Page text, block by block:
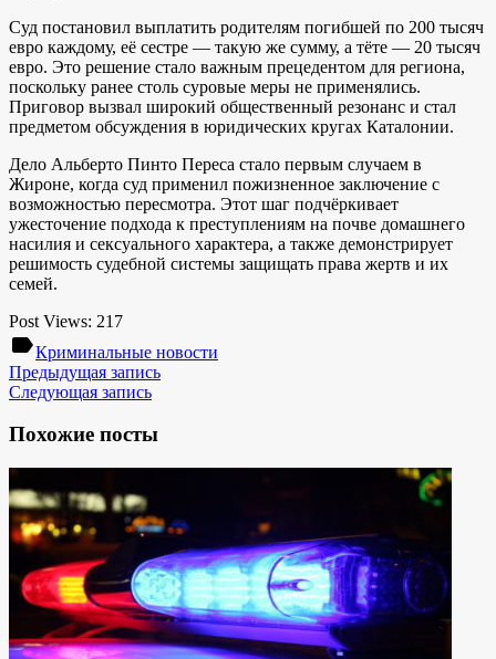
Суд постановил выплатить родителям погибшей по 200 тысяч
евро каждому, её сестре — такую же сумму, а тёте — 20 тысяч
евро. Это решение стало важным прецедентом для региона,
поскольку ранее столь суровые меры не применялись.
Приговор вызвал широкий общественный резонанс и стал
предметом обсуждения в юридических кругах Каталонии.
Дело Альберто Пинто Переса стало первым случаем в
Жироне, когда суд применил пожизненное заключение с
возможностью пересмотра. Этот шаг подчёркивает
ужесточение подхода к преступлениям на почве домашнего
насилия и сексуального характера, а также демонстрирует
решимость судебной системы защищать права жертв и их
семей.
Post Views: 217
labelКриминальные новости
Предыдущая запись
Следующая запись
Похожие посты